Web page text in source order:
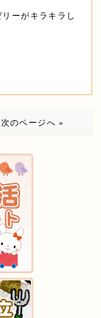
ーがキラキラし
次のページへ »